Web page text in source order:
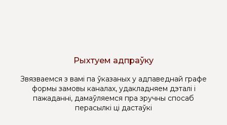
Рыхтуем адпраўку
Звязваемся з вамі па ўказаных у адпаведнай графе
формы замовы каналах, удакладняем дэталі і
пажаданні, дамаўляемся пра зручны спосаб
перасылкі ці дастаўкі